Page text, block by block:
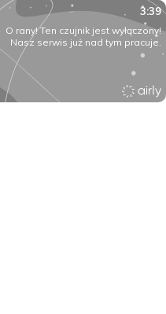
3:39
O rany! Ten czujnik jest wyłączony!
Nasz serwis już nad tym pracuje.